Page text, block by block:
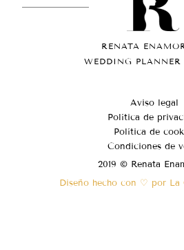
RENATA
WEDDING PLANNER
Aviso legal
Política de
Política de
Condiciones de
2019 © Renata
Diseño hecho con ♡ por La